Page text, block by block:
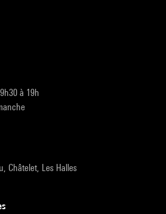
à 19h
Châtelet, Les Halles